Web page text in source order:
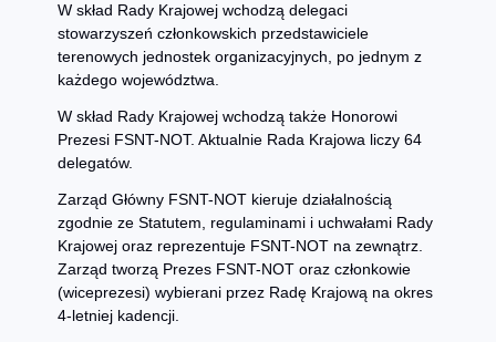
W skład Rady Krajowej wchodzą delegaci
stowarzyszeń członkowskich przedstawiciele
terenowych jednostek organizacyjnych, po jednym z
każdego województwa.
W skład Rady Krajowej wchodzą także Honorowi
Prezesi FSNT-NOT. Aktualnie Rada Krajowa liczy 64
delegatów.
Zarząd Główny FSNT-NOT kieruje działalnością
zgodnie ze Statutem, regulaminami i uchwałami Rady
Krajowej oraz reprezentuje FSNT-NOT na zewnątrz.
Zarząd tworzą Prezes FSNT-NOT oraz członkowie
(wiceprezesi) wybierani przez Radę Krajową na okres
4-letniej kadencji.